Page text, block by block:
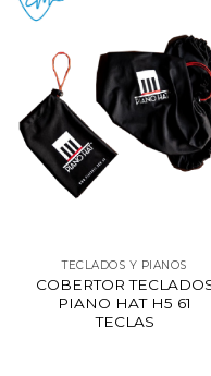
TECLADOS Y PIANOS
COBERTOR
PIANO HAT H5 61
TECLAS